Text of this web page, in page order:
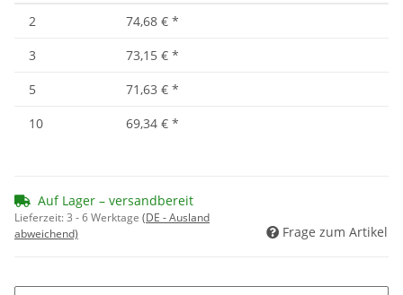
2 74,68 € *
3
73,15 € *
5
71,63 € *
10
69,34 € *
Auf Lager – versandbereit
Lieferzeit:3 - 6 Werktage (DE - Ausland
abweichend)
Frage zum Artikel